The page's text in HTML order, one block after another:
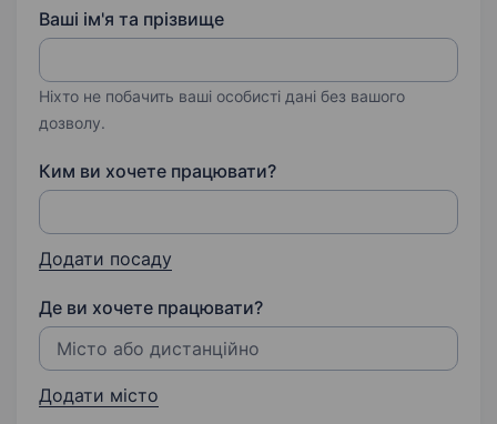
Ваші ім'я та прізвище
Ніхто не побачить ваші особисті дані без вашого
дозволу.
Ким ви хочете працювати?
Додати посаду
Де ви хочете працювати?
Додати місто